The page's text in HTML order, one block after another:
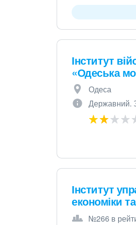
Інститут
«Одеська
Одеса
Державний.
Інститут
економіки
№266 в